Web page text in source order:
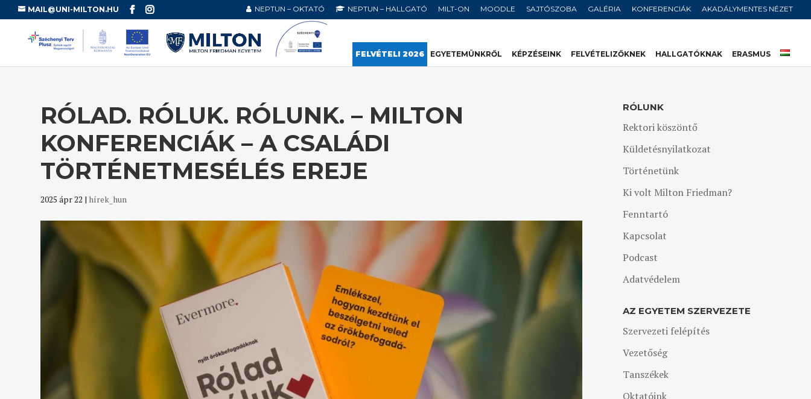
MAIL@UNI-MILTON.HU NEPTUN – OKTATÓ NEPTUN – HALLGATÓ MILT-ON MOODLE SAJTÓSZOBA GALÉRIA KONFERENCIÁK AKADÁLYMENTES NÉZET
FELVÉTELI 2026 EGYETEMÜNKRŐL KÉPZÉSEINK FELVÉTELIZŐKNEK HALLGATÓKNAK ERASMUS
RÓLAD. RÓLUK. RÓLUNK. – MILTON
KONFERENCIÁK – A CSALÁDI
TÖRTÉNETMESÉLÉS EREJE
2025 ápr 22 | hírek_hun
RÓLUNK
Rektori köszöntő
Küldetésnyilatkozat
Történetünk
Ki volt Milton Friedman?
Fenntartó
Kapcsolat
Podcast
Adatvédelem
AZ EGYETEM SZERVEZETE
Szervezeti felépítés
Vezetőség
Tanszékek
Oktatóink